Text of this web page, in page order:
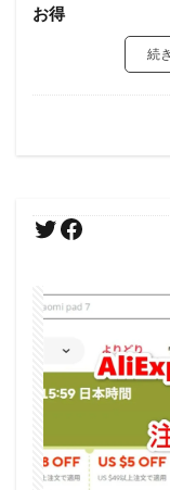
お得
続